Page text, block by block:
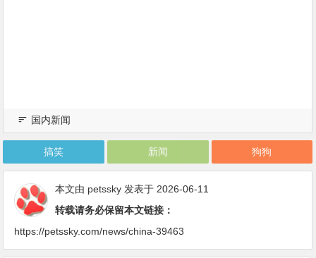
国内新闻
搞笑 新闻 狗狗
本文由 petssky 发表于 2026-06-11
转载请务必保留本文链接：
https://petssky.com/news/china-39463